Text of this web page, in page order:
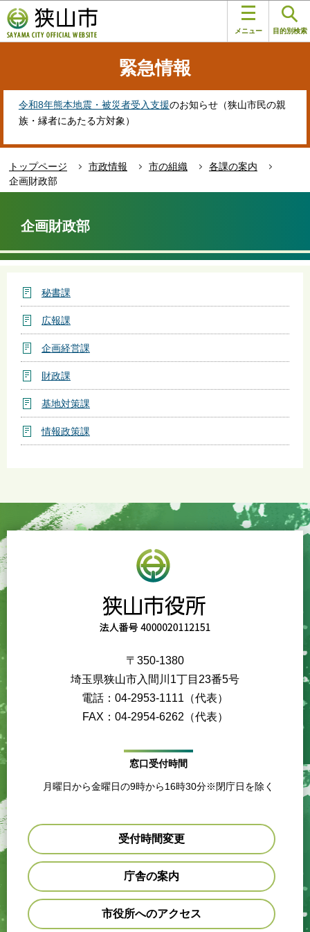
の
ペ
す
メニュー 目的別検索
緊急情報
令和8年熊本地震・被災者受入支援のお知らせ（狭山市民の親
族・縁者にあたる方対象）
トップページ 市政情報 市の組織
各課の案内
企画財政部
か
企画財政部
秘書課
広報課
企画経営課
財政課
基地対策課
情報政策課
〒350-1380
埼玉県狭山市入間川1丁目23番5号
電話：04-2953-1111（代表）
FAX：04-2954-6262（代表）
窓口受付時間
月曜日から金曜日の9時から16時30分※閉庁日を除く
受付時間変更
庁舎の案内
市役所へのアクセス